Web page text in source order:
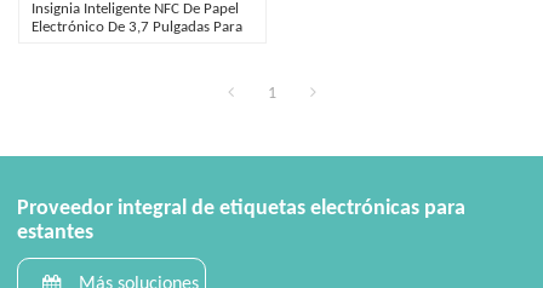
Insignia Inteligente NFC De Papel
Electrónico De 3,7 Pulgadas Para
1
Proveedor integral de etiquetas electrónicas para
estantes